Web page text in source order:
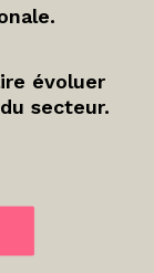
évoluer
secteur.